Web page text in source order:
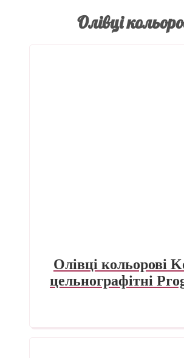
Олівці
Олівці кольорові
цельнографітні